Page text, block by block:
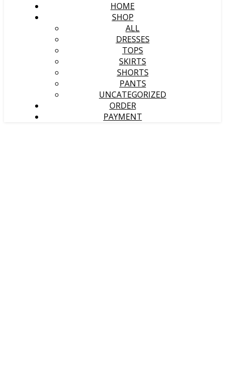
HOME
SHOP
ALL
DRESSES
TOPS
SKIRTS
SHORTS
PANTS
UNCATEGORIZED
ORDER
PAYMENT